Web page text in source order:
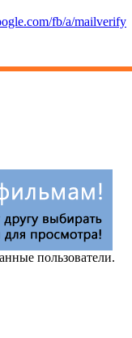
fb/a/mailverify
пользователи.